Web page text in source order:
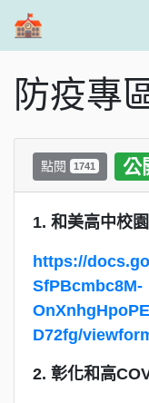
防疫專
點閱 1741 公
1. 和美高中校
https://
SfPBcmbc8M-
D72fg/
2. 彰化和高